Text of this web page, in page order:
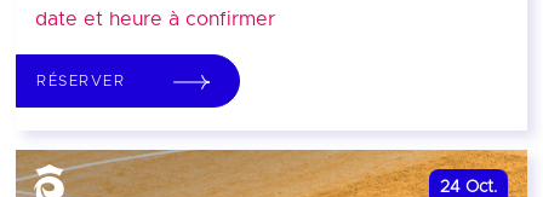
date et heure à confirmer
RÉSERVER
24 Oct.